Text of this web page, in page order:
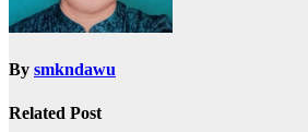
By smkndawu
Related Post